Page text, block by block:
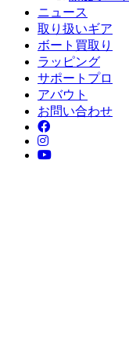
ニュース
取り扱いギア
ボート買取り
ラッピング
サポートプロ
アバウト
お問い合わせ